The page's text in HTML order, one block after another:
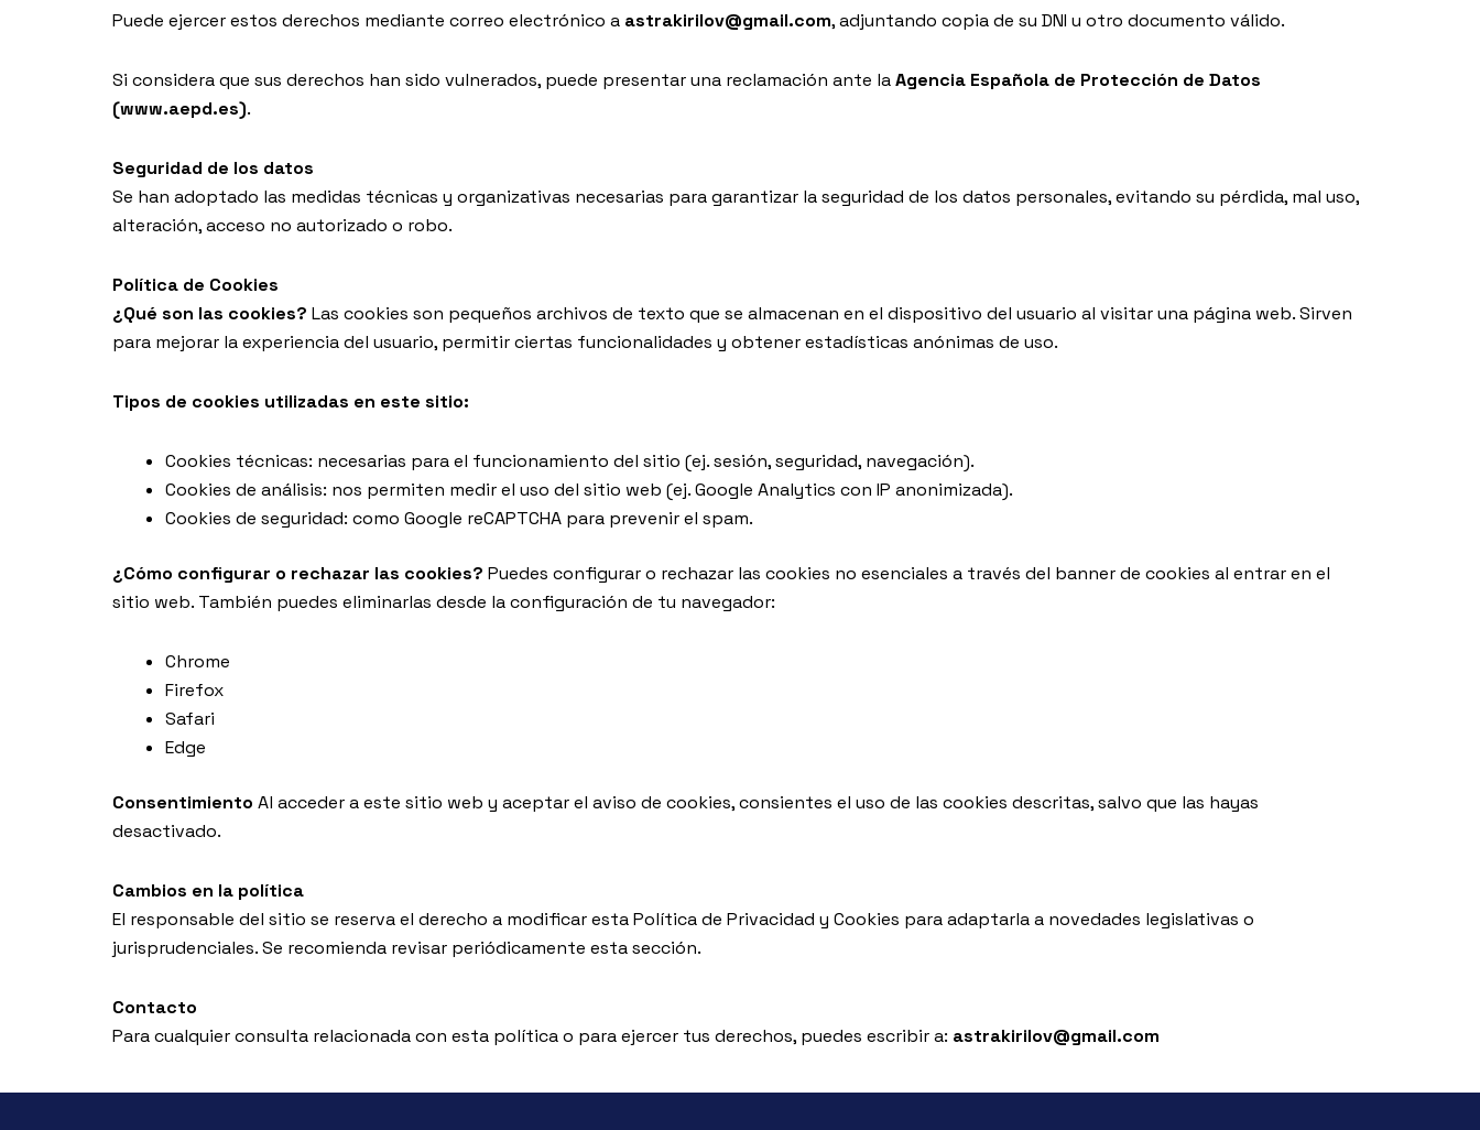
Puede ejercer estos derechos mediante correo electrónico a astrakirilov@gmail.com, adjuntando copia de su DNI u otro documento válido.
Si considera que sus derechos han sido vulnerados, puede presentar una reclamación ante laAgencia Española de Protección de Datos
(www.aepd.es).
Seguridad de los datos
Se han adoptado las medidas técnicas y organizativas necesarias para garantizar la seguridad de los datos personales, evitando su pérdida, mal uso,
alteración, acceso no autorizado o robo.
Política de Cookies
¿Qué son las cookies? Las cookies son pequeños archivos de texto que se almacenan en el dispositivo del usuario al visitar una página web. Sirven
para mejorar la experiencia del usuario, permitir ciertas funcionalidades y obtener estadísticas anónimas de uso.
Tipos de cookies utilizadas en este sitio:
Cookies técnicas: necesarias para el funcionamiento del sitio (ej. sesión, seguridad, navegación).
Cookies de análisis: nos permiten medir el uso del sitio web (ej. Google Analytics con IP anonimizada).
Cookies de seguridad: como Google reCAPTCHA para prevenir el spam.
¿Cómo configurar o rechazar las cookies? Puedes configurar o rechazar las cookies no esenciales a través del banner de cookies al entrar en el
sitio web. También puedes eliminarlas desde la configuración de tu navegador:
Chrome
Firefox
Safari
Edge
Consentimiento Al acceder a este sitio web y aceptar el aviso de cookies, consientes el uso de las cookies descritas, salvo que las hayas
desactivado.
Cambios en la política
El responsable del sitio se reserva el derecho a modificar esta Política de Privacidad y Cookies para adaptarla a novedades legislativas o
jurisprudenciales. Se recomienda revisar periódicamente esta sección.
Contacto
Para cualquier consulta relacionada con esta política o para ejercer tus derechos, puedes escribir a: astrakirilov@gmail.com